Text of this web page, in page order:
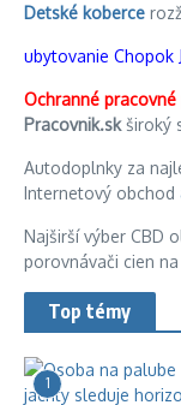
Detské koberce
ubytovanie Chopok
Ochranné
Pracovnik.skširoký
Autodoplnky za
Internetový obchod
Najširší výber CBD
porovnávači cien na
Top témy
1